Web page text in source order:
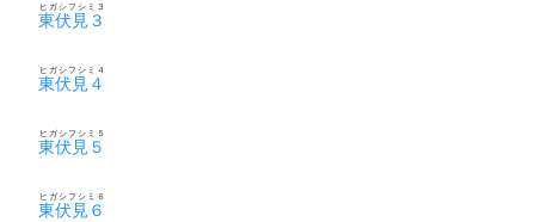
東伏見３
ヒガシフシミ３
東伏見４
ヒガシフシミ４
東伏見５
ヒガシフシミ５
東伏見６
ヒガシフシミ６